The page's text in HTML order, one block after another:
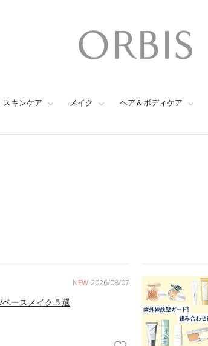
スキンケア メイク ヘア＆ボディケア
NEW 2026/08/07
ースメイク５選